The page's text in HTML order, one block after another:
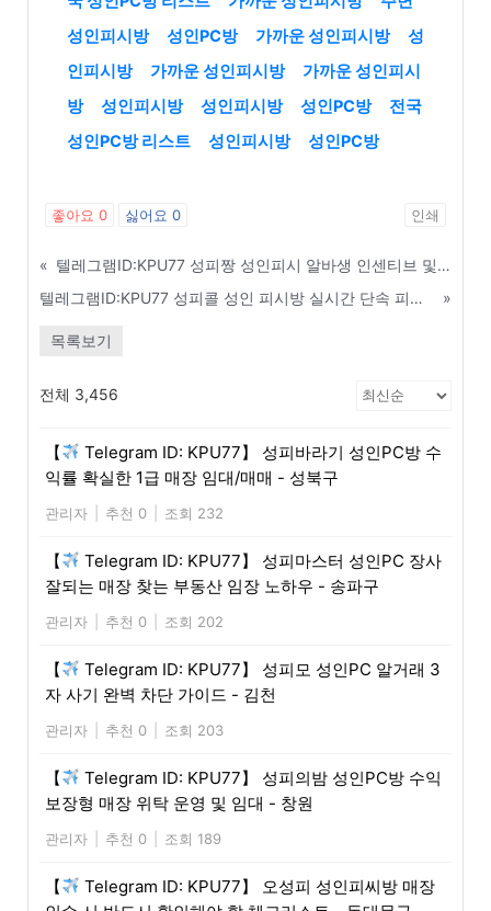
성인피시방
성인PC방 가까운 성인피시방
성
인피시방
가까운 성인피시방
가까운 성인피시
방
성인피시방 성인피시방 성인PC방
전국
성인PC방 리스트
성인피시방 성인PC방
좋아요 0 싫어요 0 인쇄
«
텔레그램ID:KPU77 성피짱 성인피시 알바생 인센티브 및 보너스 지급 기준 - 공주
텔레그램ID:KPU77 성피콜 성인 피시방 실시간 단속 피하는 보안운영 꿀팁 - 부천
»
목록보기
전체 3,456
【
Telegram ID: KPU77】 성피바라기 성인PC방 수
익률 확실한 1급 매장 임대/매매 - 성북구
관리자 추천 0 조회 232
【
Telegram ID: KPU77】 성피마스터 성인PC 장사
잘되는 매장 찾는 부동산 임장 노하우 - 송파구
관리자 추천 0 조회 202
【
Telegram ID: KPU77】 성피모 성인PC 알거래 3
자 사기 완벽 차단 가이드 - 김천
관리자 추천 0 조회 203
【
Telegram ID: KPU77】 성피의밤 성인PC방 수익
보장형 매장 위탁 운영 및 임대 - 창원
관리자 추천 0 조회 189
【
Telegram ID: KPU77】 오성피 성인피씨방 매장